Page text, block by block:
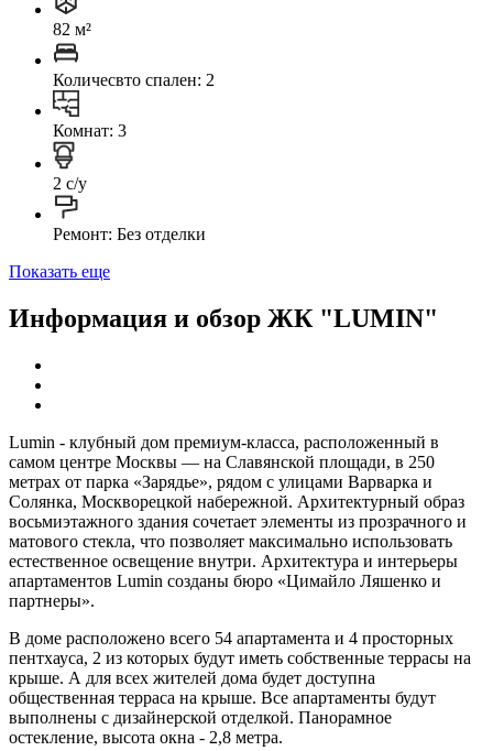
82 м²
Количесвто спален: 2
Комнат: 3
2 с/у
Ремонт: Без отделки
Показать еще
Информация и обзор ЖК "LUMIN"
Lumin - клубный дом премиум-класса, расположенный в
самом центре Москвы — на Славянской площади, в 250
метрах от парка «Зарядье», рядом с улицами Варварка и
Солянка, Москворецкой набережной. Архитектурный образ
восьмиэтажного здания сочетает элементы из прозрачного и
матового стекла, что позволяет максимально использовать
естественное освещение внутри. Архитектура и интерьеры
апартаментов Lumin созданы бюро «Цимайло Ляшенко и
партнеры».
В доме расположено всего 54 апартамента и 4 просторных
пентхауса, 2 из которых будут иметь собственные террасы на
крыше. А для всех жителей дома будет доступна
общественная терраса на крыше. Все апартаменты будут
выполнены с дизайнерской отделкой. Панорамное
остекление, высота окна - 2,8 метра.